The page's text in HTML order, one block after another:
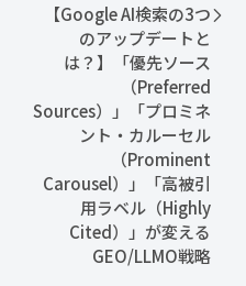
【Google AI検索の3つ
のアップデートと
は？】「優先ソース
（Preferred
Sources）」「プロミネ
ント・カルーセル
（Prominent
Carousel）」「高被引
用ラベル（Highly
Cited）」が変える
GEO/LLMO戦略